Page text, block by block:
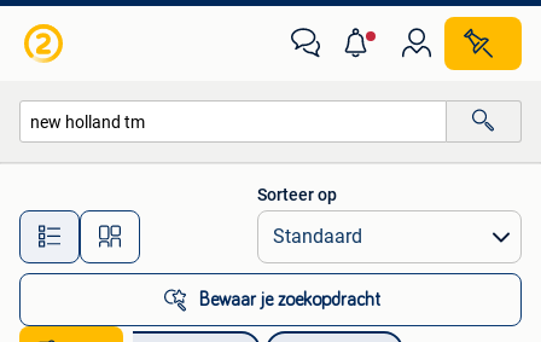
Alle afstanden…
Sorteer op
Bewaar je zoekopdracht